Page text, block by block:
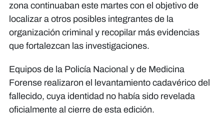
zona continuaban este martes con el objetivo de
localizar a otros posibles integrantes de la
organización criminal y recopilar más evidencias
que fortalezcan las investigaciones.
Equipos de la Policía Nacional y de Medicina
Forense realizaron el levantamiento cadavérico del
fallecido, cuya identidad no había sido revelada
oficialmente al cierre de esta edición.